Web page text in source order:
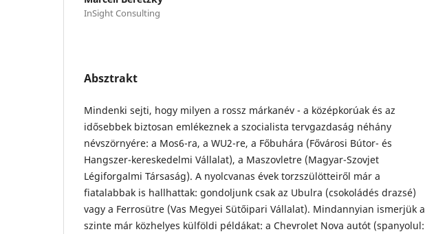
InSight Consulting
Absztrakt
Mindenki sejti, hogy milyen a rossz márkanév - a kö­zépkorúak és az
idősebbek biztosan emlékeznek a szocialista tervgazdaság néhány
névszörnyére: a Mos6-ra, a WU2-re, a Főbuhára (Fővárosi Bútor- és
Hangszer-kereskedelmi Vállalat), a Maszovletre (Magyar-Szovjet
Légiforgalmi Társaság). A nyolcvanas évek torzszülötteiről már a
fiatalabbak is hallhattak: gondoljunk csak az Ubulra (csokoládés drazsé)
vagy a Ferrosütre (Vas Megyei Sütőipari Vállalat). Mindannyian ismerjük a
szinte már közhelyes külföldi példákat: a Chevrolet Nova autót (spanyolul: